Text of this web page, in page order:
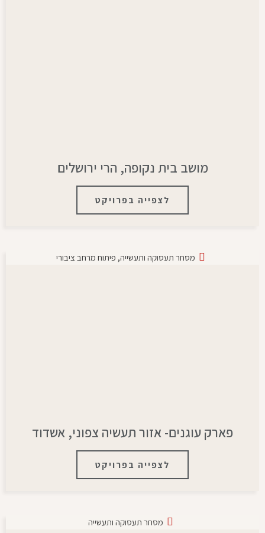
מושב בית נקופה, הרי ירושלים
לצפייה בפרויקט
מסחר תעסוקה ותעשייה, פיתוח מרחב ציבורי
פארק עוגנים- אזור תעשיה צפוני, אשדוד
לצפייה בפרויקט
מסחר תעסוקה ותעשייה